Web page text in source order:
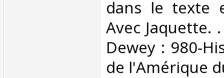
dans le texte
Avec Jaquette.
Dewey : 980-
de l'Amérique